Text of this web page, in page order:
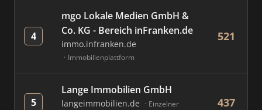
4
mgo Lokale Medien GmbH &
Co. KG - Bereich inFranken.de
immo.infranken.de
Immobilienplattform
521
5
Lange Immobilien GmbH
langeimmobilien.de
Einzelner
437